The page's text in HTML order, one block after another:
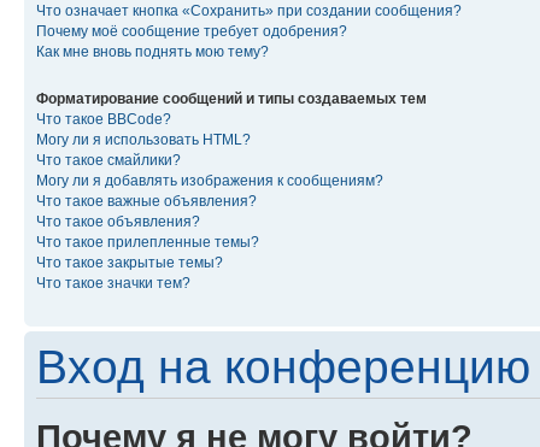
Что означает кнопка «Сохранить» при создании сообщения?
Почему моё сообщение требует одобрения?
Как мне вновь поднять мою тему?
Форматирование сообщений и типы создаваемых тем
Что такое BBCode?
Могу ли я использовать HTML?
Что такое смайлики?
Могу ли я добавлять изображения к сообщениям?
Что такое важные объявления?
Что такое объявления?
Что такое прилепленные темы?
Что такое закрытые темы?
Что такое значки тем?
Вход на конференцию
Почему я не могу войти?